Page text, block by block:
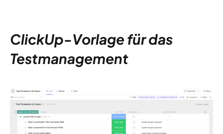
ClickUp-Vorlage für das
Testmanagement